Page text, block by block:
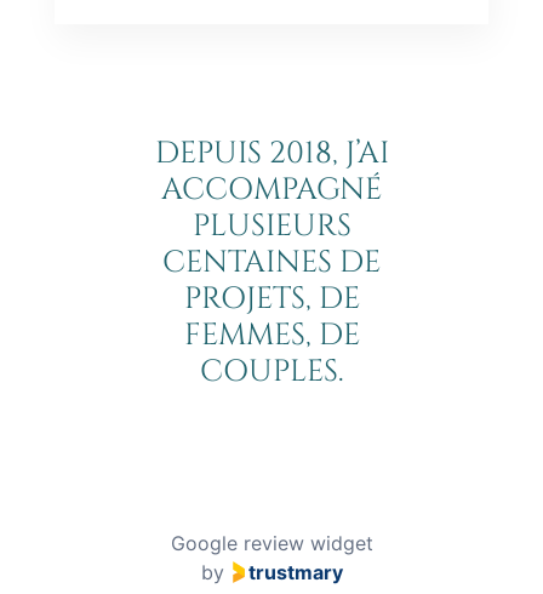
DEPUIS 2018, J’AI
ACCOMPAGNÉ
PLUSIEURS
CENTAINES DE
PROJETS, DE
FEMMES, DE
COUPLES.
Google review widget
by
trustmary